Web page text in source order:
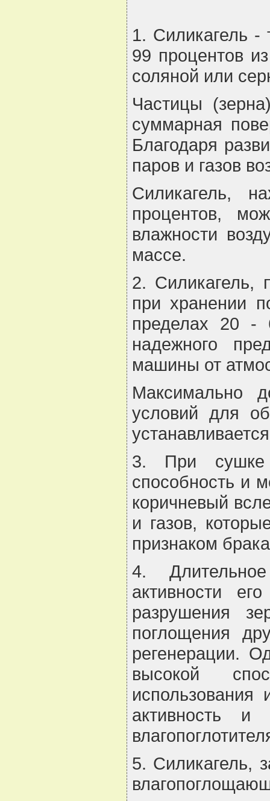
1. Силикагель -
99 процентов
соляной или
Частицы
суммарная
Благодаря
паров и газов
Силикагель,
процентов,
влажности
массе.
2. Силикагель,
при хранении
пределах 20 -
надежного
машины от
Максимально
условий для
3. При сушке
способность и
коричневый
и газов,
признаком
4.
активности
разрушения
поглощения
регенерации.
высокой
активность и
5. Силикагель,